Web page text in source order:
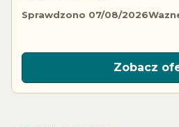
Sprawdzono 07/08/2026
Zobacz